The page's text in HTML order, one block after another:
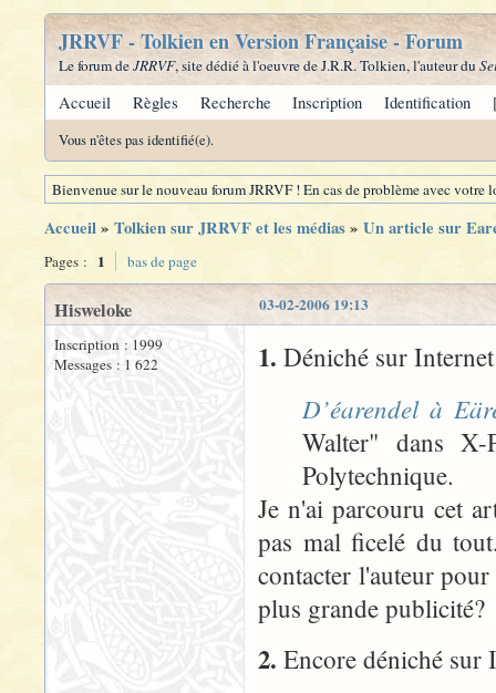
JRRVF - Tolkien en Version Française - Forum
Le forum deJRRVF, site dédié à l'oeuvre de J.R.R. Tolkien, l'auteur du
Accueil Règles Recherche Inscription Identification
Vous n'êtes pas identifié(e).
Bienvenue sur le nouveau forum JRRVF ! En cas de problème avec
Accueil» Tolkien sur JRRVF et les médias» Un article sur
Pages : 1 bas de page
03-02-2006 19:13
Hisweloke
Inscription : 1999
Messages : 1 622
1. Déniché sur
D’éarendel à
Walter" dans
Polytechnique.
Je n'ai parcouru cet
pas mal ficelé du
contacter l'auteur
plus grande publicité?
2. Encore déniché sur